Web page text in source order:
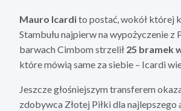
Mauro Icardito postać, wokół której
Stambułu najpierw na wypożyczenie z
barwach Cimbom strzelił 25 bramek
które mówią same za siebie – Icardi
Jeszcze głośniejszym transferem
zdobywca Złotej Piłki dla